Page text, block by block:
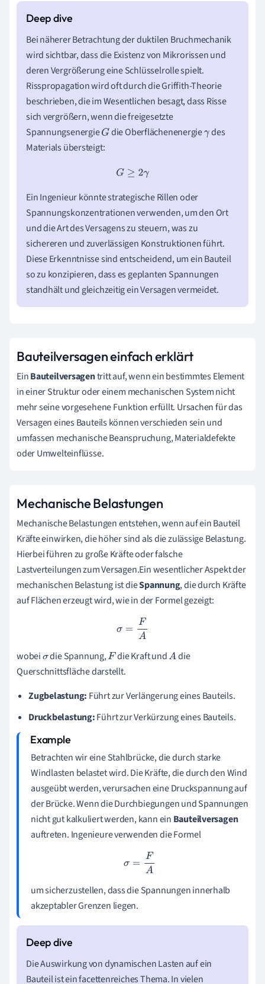
Bei näherer Betrachtung der duktilen Bruchmechanik
wird sichtbar, dass die Existenz von Mikrorissen und
deren Vergrößerung eine Schlüsselrolle spielt.
Risspropagation wird oft durch die Griffith-Theorie
beschrieben, die im Wesentlichen besagt, dass Risse
sich vergrößern, wenn die freigesetzte
SpannungsenergieG die Oberflächenenergieγ des
Materials übersteigt:
G≥2 γ
Ein Ingenieur könnte strategische Rillen oder
Spannungskonzentrationen verwenden, um den Ort
und die Art des Versagens zu steuern, was zu
sichereren und zuverlässigen Konstruktionen führt.
Diese Erkenntnisse sind entscheidend, um ein Bauteil
so zu konzipieren, dass es geplanten Spannungen
standhält und gleichzeitig ein Versagen vermeidet.
Bauteilversagen einfach erklärt
EinBauteilversagentritt auf, wenn ein bestimmtes Element
in einer Struktur oder einem mechanischen System nicht
mehr seine vorgesehene Funktion erfüllt. Ursachen für das
Versagen eines Bauteils können verschieden sein und
umfassen mechanische Beanspruchung, Materialdefekte
oder Umwelteinflüsse.
Mechanische Belastungen
Mechanische Belastungen entstehen, wenn auf ein Bauteil
Kräfte einwirken, die höher sind als die zulässige Belastung.
Hierbei führen zu große Kräfte oder falsche
Lastverteilungen zum Versagen.Ein wesentlicher Aspekt der
mechanischen Belastung ist dieSpannung, die durch Kräfte
auf Flächen erzeugt wird, wie in der Formel gezeigt:
σ=F A
wobeiσdie Spannung,F die Kraft undA die
Querschnittsfläche darstellt.
Zugbelastung: Führt zur Verlängerung eines Bauteils.
Druckbelastung:Führt zur Verkürzung eines Bauteils.
Betrachten wir eine Stahlbrücke, die durch starke
Windlasten belastet wird. Die Kräfte, die durch den Wind
ausgeübt werden, verursachen eine Druckspannung auf
der Brücke. Wenn die Durchbiegungen und Spannungen
nicht gut kalkuliert werden, kann ein Bauteilversagen
auftreten. Ingenieure verwenden die Formel
σ=F A
um sicherzustellen, dass die Spannungen innerhalb
akzeptabler Grenzen liegen.
Die Auswirkung von dynamischen Lasten auf ein
Bauteil ist ein facettenreiches Thema. In vielen